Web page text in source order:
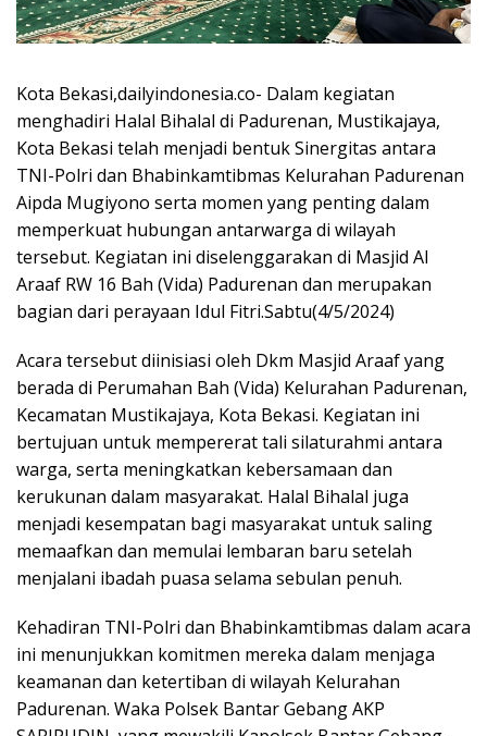
Kota Bekasi,dailyindonesia.co- Dalam kegiatan
menghadiri Halal Bihalal di Padurenan, Mustikajaya,
Kota Bekasi telah menjadi bentuk Sinergitas antara
TNI-Polri dan Bhabinkamtibmas Kelurahan Padurenan
Aipda Mugiyono serta momen yang penting dalam
memperkuat hubungan antarwarga di wilayah
tersebut. Kegiatan ini diselenggarakan di Masjid Al
Araaf RW 16 Bah (Vida) Padurenan dan merupakan
bagian dari perayaan Idul Fitri.Sabtu(4/5/2024)
Acara tersebut diinisiasi oleh Dkm Masjid Araaf yang
berada di Perumahan Bah (Vida) Kelurahan Padurenan,
Kecamatan Mustikajaya, Kota Bekasi. Kegiatan ini
bertujuan untuk mempererat tali silaturahmi antara
warga, serta meningkatkan kebersamaan dan
kerukunan dalam masyarakat. Halal Bihalal juga
menjadi kesempatan bagi masyarakat untuk saling
memaafkan dan memulai lembaran baru setelah
menjalani ibadah puasa selama sebulan penuh.
Kehadiran TNI-Polri dan Bhabinkamtibmas dalam acara
ini menunjukkan komitmen mereka dalam menjaga
keamanan dan ketertiban di wilayah Kelurahan
Padurenan. Waka Polsek Bantar Gebang AKP